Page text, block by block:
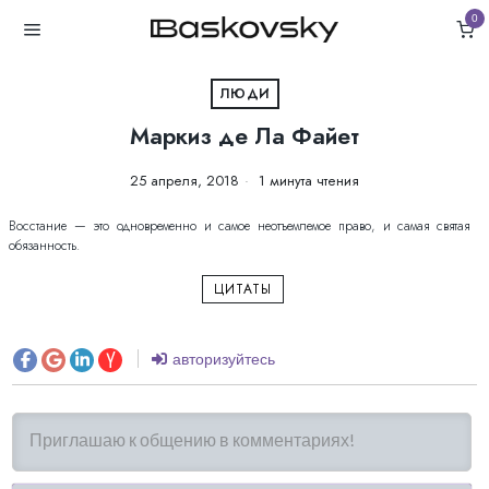
0
ЛЮДИ
Маркиз де Ла Файет
25 апреля, 2018 1 минута чтения
Восстание — это одновременно и самое неотъемлемое право, и самая святая
обязанность.
ЦИТАТЫ
авторизуйтесь